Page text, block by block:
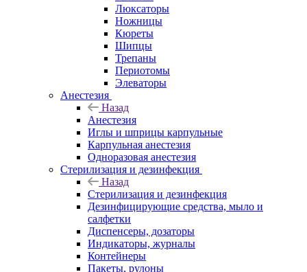
Люксаторы
Ножницы
Кюреты
Шипцы
Трепаны
Периотомы
Элеваторы
Анестезия
Назад
Анестезия
Иглы и шприцы карпульные
Карпульная анестезия
Одноразовая анестезия
Стерилизация и дезинфекция
Назад
Стерилизация и дезинфекция
Дезинфицирующие средства, мыло и
салфетки
Диспенсеры, дозаторы
Индикаторы, журналы
Контейнеры
Пакеты, рулоны